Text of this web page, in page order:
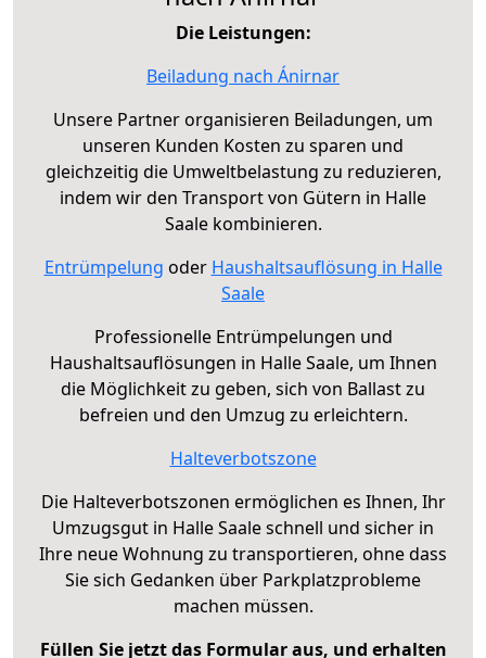
Die Leistungen:
Beiladung nach Ánirnar
Unsere Partner organisieren Beiladungen, um
unseren Kunden Kosten zu sparen und
gleichzeitig die Umweltbelastung zu reduzieren,
indem wir den Transport von Gütern in Halle
Saale kombinieren.
Entrümpelung oder Haushaltsauflösung in Halle
Saale
Professionelle Entrümpelungen und
Haushaltsauflösungen in Halle Saale, um Ihnen
die Möglichkeit zu geben, sich von Ballast zu
befreien und den Umzug zu erleichtern.
Halteverbotszone
Die Halteverbotszonen ermöglichen es Ihnen, Ihr
Umzugsgut in Halle Saale schnell und sicher in
Ihre neue Wohnung zu transportieren, ohne dass
Sie sich Gedanken über Parkplatzprobleme
machen müssen.
Füllen Sie jetzt das Formular aus, und erhalten